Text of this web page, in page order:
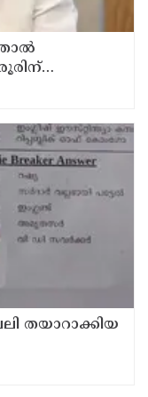
തയാറാക്കിയ